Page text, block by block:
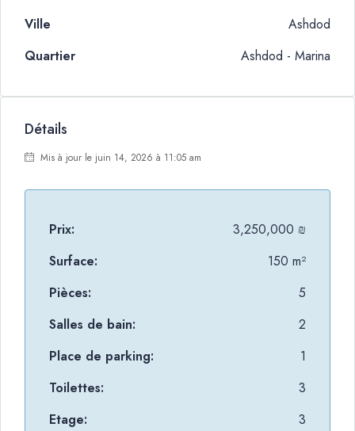
Ville
Ashdod
Quartier
Ashdod - Marina
Détails
Mis à jour le juin 14, 2026 à 11:05 am
Prix:
3,250,000 ₪
Surface:
150 m²
Pièces:
5
Salles de bain:
2
Place de parking:
1
Toilettes:
3
Etage:
3